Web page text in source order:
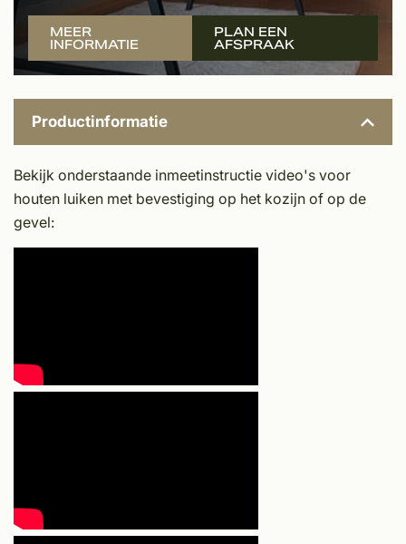
MEER
INFORMATIE
PLAN EEN
AFSPRAAK
Productinformatie
Bekijk onderstaande inmeetinstructie video's voor
houten luiken met bevestiging op het kozijn of op de
gevel: